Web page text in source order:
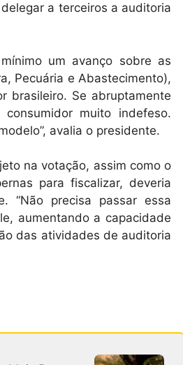
a terceiros a auditoria
um avanço sobre as
Pecuária e Abastecimento),
brasileiro. Se abruptamente
muito indefeso.
avalia o presidente.
na votação, assim como o
para fiscalizar, deveria
“Não precisa passar essa
aumentando a capacidade
das atividades de auditoria